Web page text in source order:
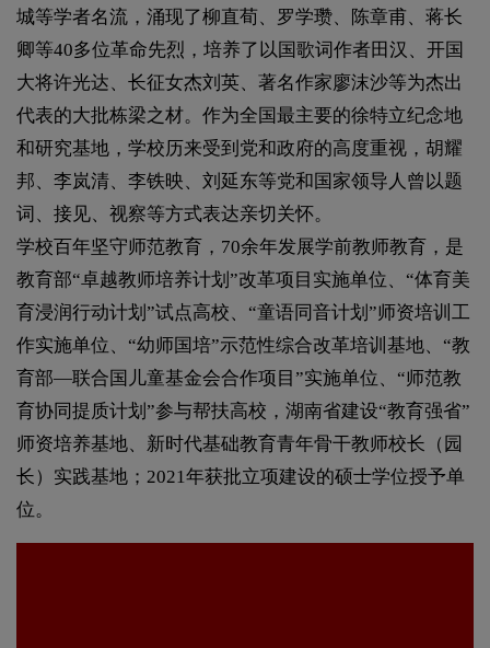
城等学者名流，涌现了柳直荀、罗学瓒、陈章甫、蒋长
卿等40多位革命先烈，培养了以国歌词作者田汉、开国
大将许光达、长征女杰刘英、著名作家廖沫沙等为杰出
代表的大批栋梁之材。作为全国最主要的徐特立纪念地
和研究基地，学校历来受到党和政府的高度重视，胡耀
邦、李岚清、李铁映、刘延东等党和国家领导人曾以题
词、接见、视察等方式表达亲切关怀。
学校百年坚守师范教育，70余年发展学前教师教育，是
教育部“卓越教师培养计划”改革项目实施单位、“体育美
育浸润行动计划”试点高校、“童语同音计划”师资培训工
作实施单位、“幼师国培”示范性综合改革培训基地、“教
育部—联合国儿童基金会合作项目”实施单位、“师范教
育协同提质计划”参与帮扶高校，湖南省建设“教育强省”
师资培养基地、新时代基础教育青年骨干教师校长（园
长）实践基地；2021年获批立项建设的硕士学位授予单
位。